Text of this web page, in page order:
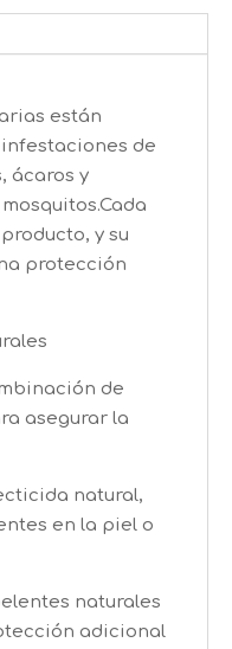
están
de
ácaros y
y su
protección
de
asegurar la
natural,
en la piel o
naturales
adicional